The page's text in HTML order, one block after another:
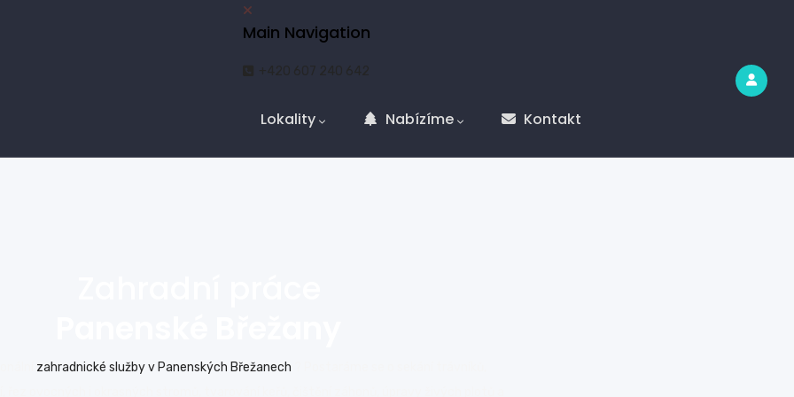
Main Navigation
+420 607 240 642
Lokality Nabízíme Kontakt
zahradnické služby v Panenských Břežanech